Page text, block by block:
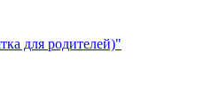
для родителей)"